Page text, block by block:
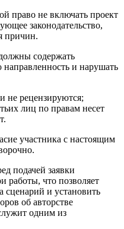
право не включать проект
законодательство,
причин.
содержать
и нарушать
не рецензируются;
лиц по правам несет
участника с настоящим
подачей заявки
работы, что позволяет
сценарий и установить
об авторстве
одним из